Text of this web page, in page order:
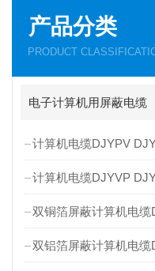
产品分类
PRODUCT
电子计算机用屏蔽电缆
双铜箔屏蔽计算机电缆
双铝箔屏蔽计算机电缆